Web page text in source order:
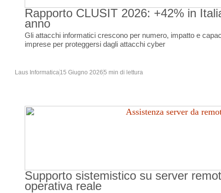
Rapporto CLUSIT 2026: +42% in
anno
Gli attacchi informatici crescono per numero, impatto e
imprese per proteggersi dagli attacchi cyber
Laus Informatica15 Giugno 20265 min di lettura
Supporto sistemistico su server
operativa reale